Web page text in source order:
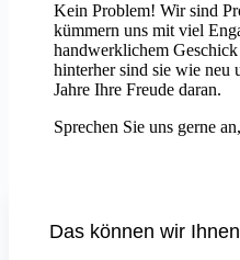
Kein Problem! Wir sind
kümmern uns mit viel
handwerklichem
hinterher sind sie wie neu
Jahre Ihre Freude daran.
Sprechen Sie uns gerne
Das können wir